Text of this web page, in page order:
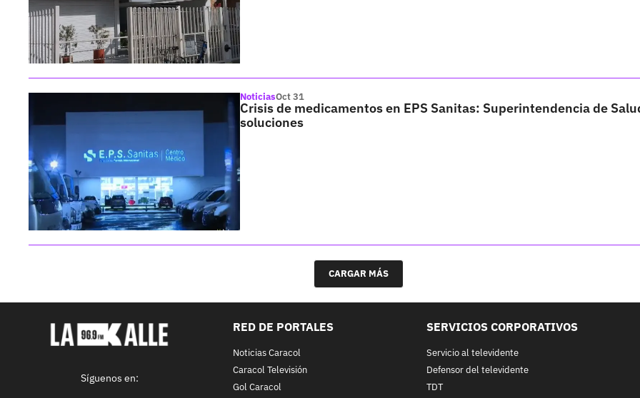
NoticiasOct 31
Crisis de medicamentos en EPS Sanitas: Superintendencia de
soluciones
CARGAR MÁS
Síguenos en:
RED DE PORTALES
Noticias Caracol
Caracol Televisión
Gol Caracol
SERVICIOS CORPORATIVOS
Servicio al televidente
Defensor del televidente
TDT